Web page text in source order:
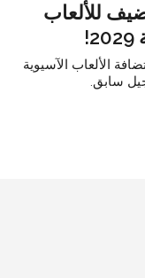
للألعاب
الألعاب الآسيوية